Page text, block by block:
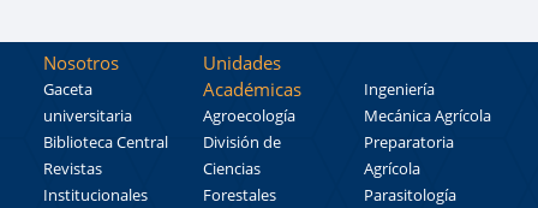
Nosotros
Gaceta
universitaria
Biblioteca Central
Revistas
Institucionales
Unidades
Académicas
Agroecología
División de
Ciencias
Forestales
Ingeniería
Mecánica Agrícola
Preparatoria
Agrícola
Parasitología